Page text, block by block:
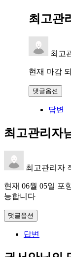
최고관
최고
현재 마감
댓글옵션
답변
최고관리자
최고관리자
현재 06월 05일 포
능합니다
댓글옵션
답변